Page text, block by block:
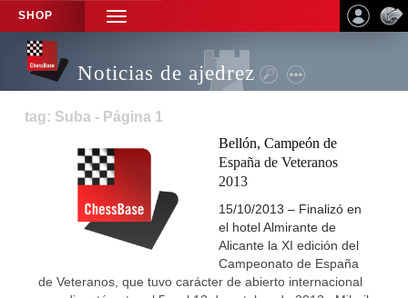
SHOP
TOGGLE
NAVIGATION
Noticias de ajedrez
tag: Suba - Página 1
Bellón, Campeón de
España de Veteranos
2013
15/10/2013 – Finalizó en
el hotel Almirante de
Alicante la XI edición del
Campeonato de España
de Veteranos, que tuvo carácter de abierto internacional